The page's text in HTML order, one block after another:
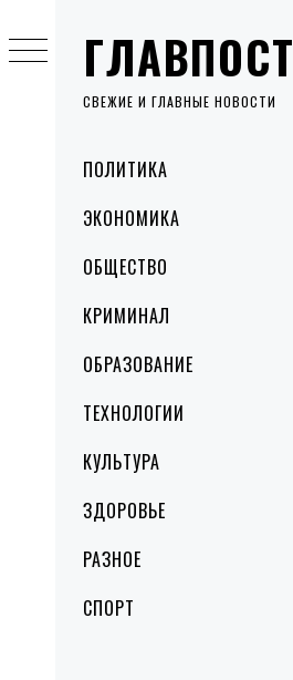
ГЛАВПОСТ
СВЕЖИЕ И ГЛАВНЫЕ НОВОСТИ
MenuПОЛИТИКА
ЭКОНОМИКА
ОБЩЕСТВО
КРИМИНАЛ
ОБРАЗОВАНИЕ
ТЕХНОЛОГИИ
КУЛЬТУРА
ЗДОРОВЬЕ
РАЗНОЕ
СПОРТ
to
content